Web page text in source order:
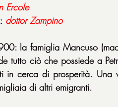
Ercole
dottor Zampino
la famiglia Mancuso
tutto ciò che possiede a
in cerca di prosperità.
di altri emigranti.